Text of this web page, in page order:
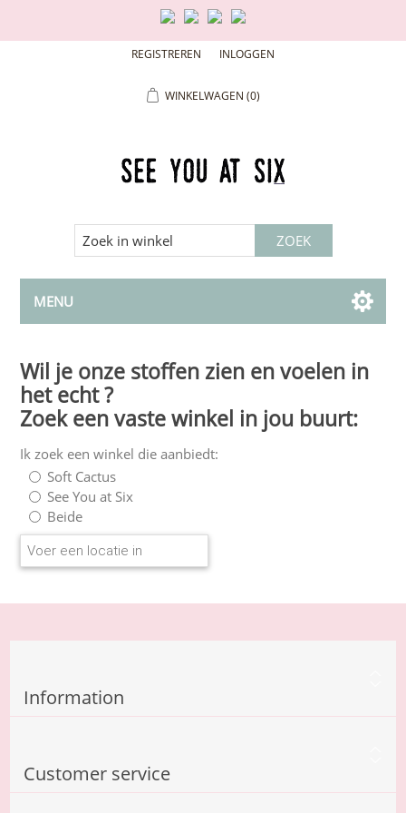
REGISTREREN INLOGGEN
WINKELWAGEN (0)
MENU
Wil je onze stoffen zien en voelen in
het echt ?
Zoek een vaste winkel in jou buurt:
Ik zoek een winkel die aanbiedt:
Soft Cactus
See You at Six
Beide
Information
Customer service